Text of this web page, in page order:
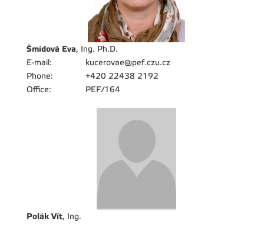
Šmídová Eva, Ing. Ph.D.
E-mail:
kucerovae@pef.czu.cz
Phone:
+420 22438 2192
Office:
PEF/164
Polák Vít, Ing.